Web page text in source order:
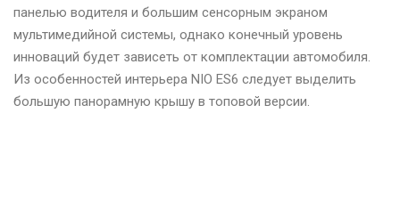
панелью водителя и большим сенсорным экраном
мультимедийной системы, однако конечный уровень
инноваций будет зависеть от комплектации автомобиля.
Из особенностей интерьера NIO ES6 следует выделить
большую панорамную крышу в топовой версии.